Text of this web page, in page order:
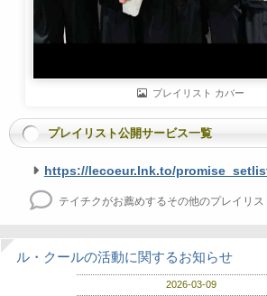
プレイリスト カバー
プレイリスト公開サービス一覧
https://lecoeur.lnk.to/
テイチクがお薦めするその他のプレイリス
ル・クールの活動に関するお知らせ
2026-03-09